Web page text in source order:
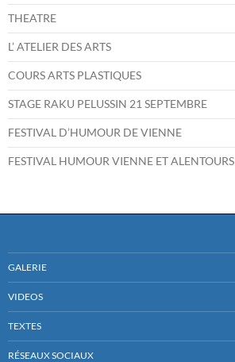
THEATRE
L’ ATELIER DES ARTS
COURS ARTS PLASTIQUES
STAGE RAKU PELUSSIN 21 SEPTEMBRE
FESTIVAL D’HUMOUR DE VIENNE
FESTIVAL HUMOUR VIENNE ET ALENTOURS
GALERIE
VIDEOS
TEXTES
RÉSEAUX SOCIAUX